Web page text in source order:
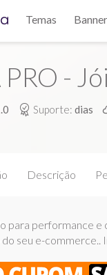
Temas
PRO -
Suporte: dias
Descrição
para performance e
seu e-commerce..